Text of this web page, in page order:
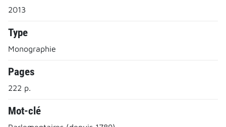
2013
Type
Monographie
Pages
222 p.
Mot-clé